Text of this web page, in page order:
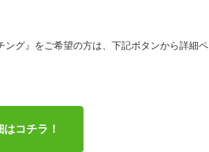
グ』をご希望の方は、下記ボタンから詳細ペ
コチラ！